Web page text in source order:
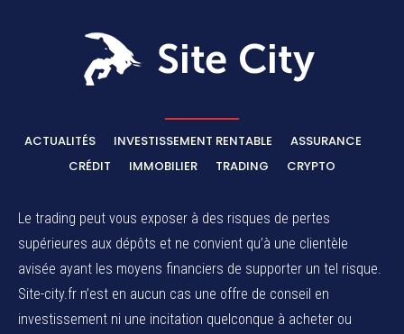
ACTUALITÉS INVESTISSEMENT RENTABLE
ASSURANCE
CRÉDIT
IMMOBILIER TRADING CRYPTO
Le trading peut vous exposer à des risques de pertes
supérieures aux dépôts et ne convient qu’à une clientèle
avisée ayant les moyens financiers de supporter un tel risque.
Site-city.fr n’est en aucun cas une offre de conseil en
investissement ni une incitation quelconque à acheter ou